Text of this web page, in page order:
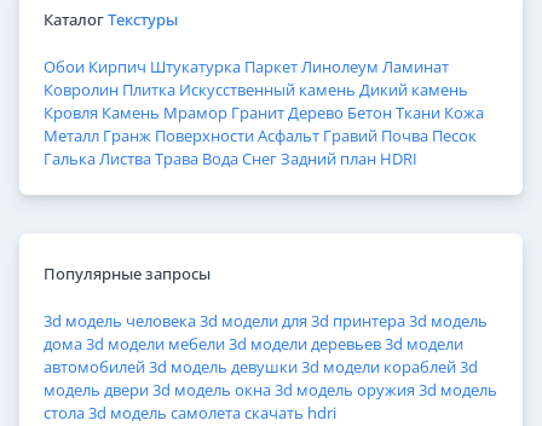
КаталогТекстуры
Обои Кирпич Штукатурка ПаркетЛинолеум Ламинат
Ковролин Плитка Искусственный камень Дикий камень
Кровля Камень Мрамор ГранитДерево БетонТкани Кожа
Металл Гранж ПоверхностиАсфальт Гравий Почва Песок
ГалькаЛистваТрава ВодаСнегЗадний план HDRI
Популярные запросы
3d модель человека3d модели для 3d принтера3d модель
дома3d модели мебели3d модели деревьев3d модели
автомобилей3d модель девушки3d модели кораблей3d
модель двери3d модель окна3d модель оружия 3d модель
стола3d модель самолетаскачать hdri